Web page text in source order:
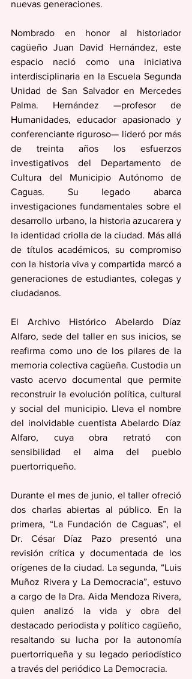
nuevas generaciones.
Nombrado en honor al historiador
cagüeño Juan David Hernández, este
espacio nació como una iniciativa
interdisciplinaria en la Escuela Segunda
Unidad de San Salvador en Mercedes
Palma. Hernández —profesor de
Humanidades, educador apasionado y
conferenciante riguroso— lideró por más
de treinta años los esfuerzos
investigativos del Departamento de
Cultura del Municipio Autónomo de
Caguas. Su legado abarca
investigaciones fundamentales sobre el
desarrollo urbano, la historia azucarera y
la identidad criolla de la ciudad. Más allá
de títulos académicos, su compromiso
con la historia viva y compartida marcó a
generaciones de estudiantes, colegas y
ciudadanos.
El Archivo Histórico Abelardo Díaz
Alfaro, sede del taller en sus inicios, se
reafirma como uno de los pilares de la
memoria colectiva cagüeña. Custodia un
vasto acervo documental que permite
reconstruir la evolución política, cultural
y social del municipio. Lleva el nombre
del inolvidable cuentista Abelardo Díaz
Alfaro, cuya obra retrató con
sensibilidad el alma del pueblo
puertorriqueño.
Durante el mes de junio, el taller ofreció
dos charlas abiertas al público. En la
primera, “La Fundación de Caguas”, el
Dr. César Díaz Pazo presentó una
revisión crítica y documentada de los
orígenes de la ciudad. La segunda, “Luis
Muñoz Rivera y La Democracia”, estuvo
a cargo de la Dra. Aida Mendoza Rivera,
quien analizó la vida y obra del
destacado periodista y político cagüeño,
resaltando su lucha por la autonomía
puertorriqueña y su legado periodístico
a través del periódico La Democracia.